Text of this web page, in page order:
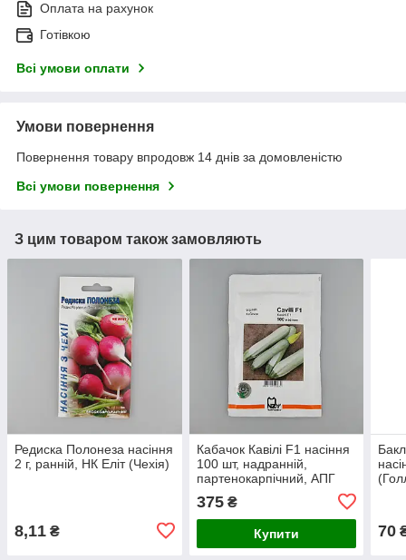
Оплата на рахунок
Готівкою
Всі умови оплати
Умови повернення
Повернення товару впродовж 14 днів за домовленістю
Всі умови повернення
З цим товаром також замовляють
Редиска Полонеза насіння
2 г, ранній, НК Еліт (Чехія)
8,11 ₴
Кабачок Кавілі F1 насіння
100 шт, надранній,
партенокарпічний, АПГ
375₴
Купити 70